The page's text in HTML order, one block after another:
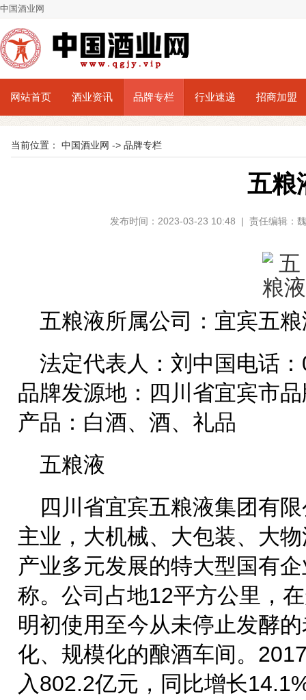
中国酒业网
网站首页 酒业资讯 品牌专栏 行业速递 招商加盟
当前位置： 中国酒业网 -> 品牌专栏
五粮
发布时间：2023-03-23 10:48 | 责任编辑：
五粮液所属公司：宜宾五
法定代表人：刘中国电话
品牌发源地：四川省宜宾市
产品：白酒、酒、礼品
五粮液
四川省宜宾五粮液集团有
主业，大机械、大包装、大
产业多元发展的特大型国有
称。公司占地12平方公里，
明初使用至今从未停止发酵
化、规模化的酿酒车间。
入802.2亿元，同比增长